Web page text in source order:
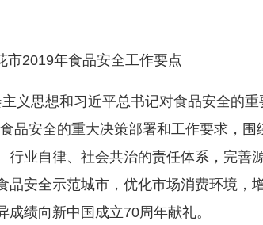
市2019年食品安全工作要点
思想和习近平总书记对食品安全的重
品安全的重大决策部署和工作要求，围
业自律、社会共治的责任体系，完善
安全示范城市，优化市场消费环境，
绩向新中国成立70周年献礼。